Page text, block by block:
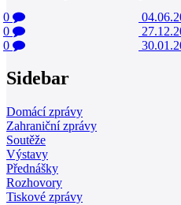
0
0
0
Sidebar
Domácí zprávy
Zahraniční zprávy
Soutěže
Výstavy
Přednášky
Rozhovory
Tiskové zprávy